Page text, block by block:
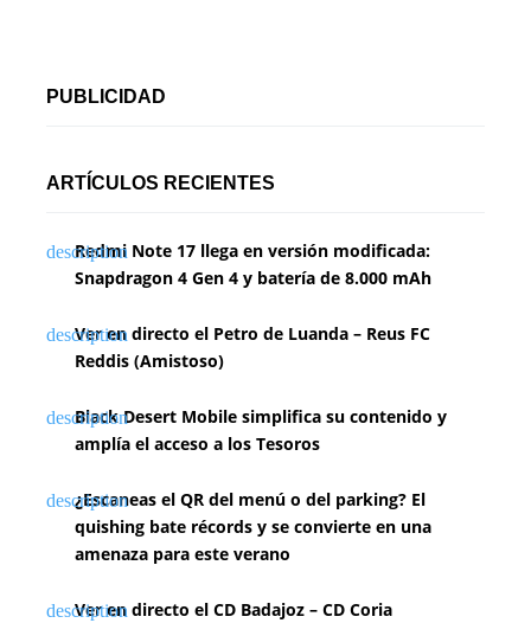
PUBLICIDAD
ARTÍCULOS RECIENTES
Redmi Note 17 llega en versión modificada:
Snapdragon 4 Gen 4 y batería de 8.000 mAh
Ver en directo el Petro de Luanda – Reus FC
Reddis (Amistoso)
Black Desert Mobile simplifica su contenido y
amplía el acceso a los Tesoros
¿Escaneas el QR del menú o del parking? El
quishing bate récords y se convierte en una
amenaza para este verano
Ver en directo el CD Badajoz – CD Coria